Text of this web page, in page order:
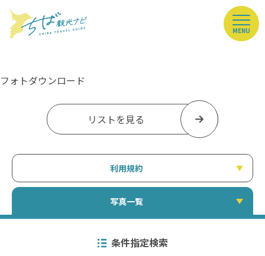
MENU
フォトダウンロード
リストを見る
利用規約
写真一覧
条件指定検索